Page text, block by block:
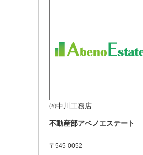
㈲中川工務店
不動産部アベノエステート
〒545-0052